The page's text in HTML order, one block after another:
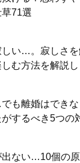
71選
しい…。寂しさ
む方法を解説し
も離婚はできな
するべき5つの
出ない…10個の原